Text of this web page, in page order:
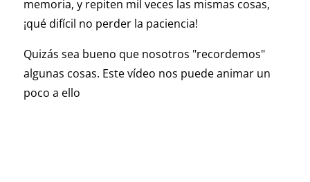
memoria, y repiten mil veces las mismas cosas,
¡qué difícil no perder la paciencia!
Quizás sea bueno que nosotros "recordemos"
algunas cosas. Este vídeo nos puede animar un
poco a ello